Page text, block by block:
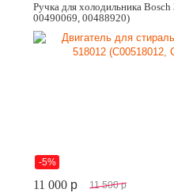
Ручка для холодильника
00490069, 00488920)
-5%
11 000 p 11 500 p